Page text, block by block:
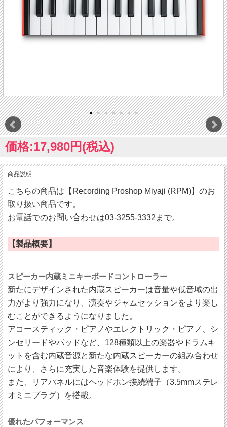
価格:17,980円(税込)
商品説明
こちらの商品は【Recording Proshop Miyaji (RPM)】のお
取り扱い商品です。
お電話でのお問い合わせは03-3255-3332まで。
【製品概要】
スピーカー内蔵ミニキーボードコントローラー
新たにデザインされた内蔵スピーカーは音量や低音域の出
力がより強力になり、演奏やジャムセッションをより楽し
むことができるようになりました。
アコースティック・ピアノやエレクトリック・ピアノ、シ
ンセリードやパッドなど、128種類以上の楽器やドラムキ
ットを含む内蔵音源と新たな内蔵スピーカーの組み合わせ
により、さらに充実した音楽体験を提供します。
また、リアパネルにはヘッドホン接続端子（3.5mmステレ
オミニプラグ）を搭載。
優れたパフォーマンス